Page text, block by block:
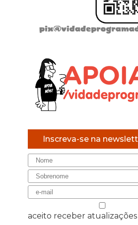
Inscreva-se na
aceito receber